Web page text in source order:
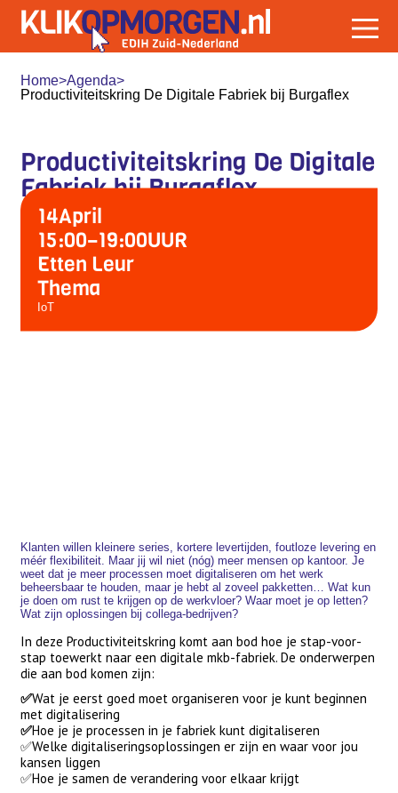
Home>Agenda>
Productiviteitskring De Digitale Fabriek bij Burgaflex
Productiviteitskring De Digitale
Fabriek bij Burgaflex
14April
15:00–19:00UUR
Etten Leur
Thema
IoT
Klanten willen kleinere series, kortere levertijden, foutloze levering en
méér flexibiliteit. Maar jij wil niet (nóg) meer mensen op kantoor. Je
weet dat je meer processen moet digitaliseren om het werk
beheersbaar te houden, maar je hebt al zoveel pakketten… Wat kun
je doen om rust te krijgen op de werkvloer? Waar moet je op letten?
Wat zijn oplossingen bij collega-bedrijven?
In deze Productiviteitskring komt aan bod hoe je stap-voor-
stap toewerkt naar een digitale mkb-fabriek. De onderwerpen
die aan bod komen zijn:
✅Wat je eerst goed moet organiseren voor je kunt beginnen
met digitalisering
✅Hoe je je processen in je fabriek kunt digitaliseren
✅Welke digitaliseringsoplossingen er zijn en waar voor jou
kansen liggen
✅Hoe je samen de verandering voor elkaar krijgt